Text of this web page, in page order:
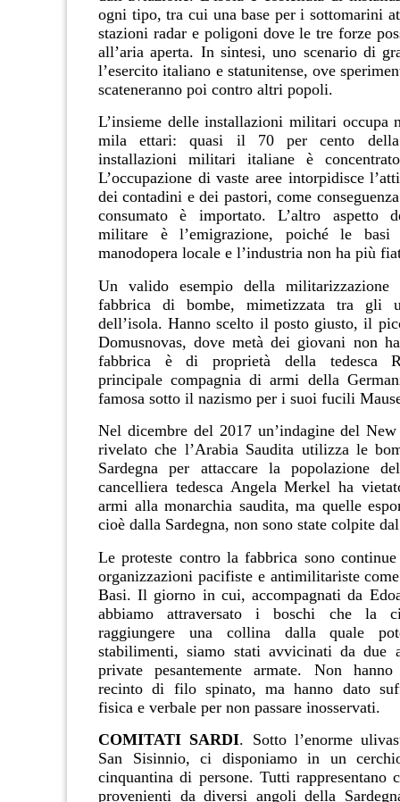
ogni tipo, tra cui una base per i sottomarini
stazioni radar e poligoni dove le tre forze
all’aria aperta. In sintesi, uno scenario di
l’esercito italiano e statunitense, ove
scateneranno poi contro altri popoli.
L’insieme delle installazioni militari occupa
mila ettari: quasi il 70 per cento
installazioni militari italiane è
L’occupazione di vaste aree intorpidisce
dei contadini e dei pastori, come
consumato è importato. L’altro aspetto
militare è l’emigrazione, poiché le basi
manodopera locale e l’industria non ha più
Un valido esempio della militarizzazione
fabbrica di bombe, mimetizzata tra gli
dell’isola. Hanno scelto il posto giusto, il
Domusnovas, dove metà dei giovani non
fabbrica è di proprietà della tedesca
principale compagnia di armi della
famosa sotto il nazismo per i suoi fucili
Nel dicembre del 2017 un’indagine del
rivelato che l’Arabia Saudita utilizza le
Sardegna per attaccare la popolazione
cancelliera tedesca Angela Merkel ha
armi alla monarchia saudita, ma quelle
cioè dalla Sardegna, non sono state colpite
Le proteste contro la fabbrica sono
organizzazioni pacifiste e antimilitariste
Basi. Il giorno in cui, accompagnati da
abbiamo attraversato i boschi che la
raggiungere una collina dalla quale
stabilimenti, siamo stati avvicinati da due
private pesantemente armate. Non
recinto di filo spinato, ma hanno dato
fisica e verbale per non passare inosservati.
COMITATI SARDI. Sotto l’enorme
San Sisinnio, ci disponiamo in un
cinquantina di persone. Tutti rappresentano
provenienti da diversi angoli della